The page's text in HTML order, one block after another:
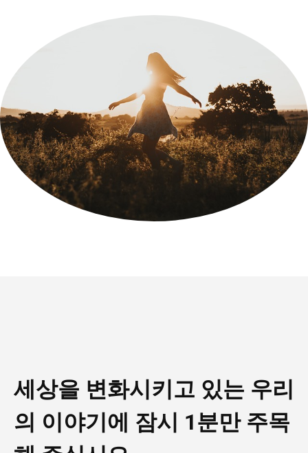
서비스 & 앱
스토어 수완 키즈 청년공감 청라온
멤버십 소개 이니셔티브
커리어
기자단 참여
저널리즘 바이브
출판서비스
보도자료 작성 서비스
스위프트 하이브
서비스 & 앱
스토어 수완 키즈 청년공감 청라온
멤버십 소개 이니셔티브
커리어
기자단 참여
저널리즘 바이브
보도자료 작성 서비스
스위프트 하이브
세상을 변화시키고 있는 우리
의 이야기에 잠시 1분만 주목